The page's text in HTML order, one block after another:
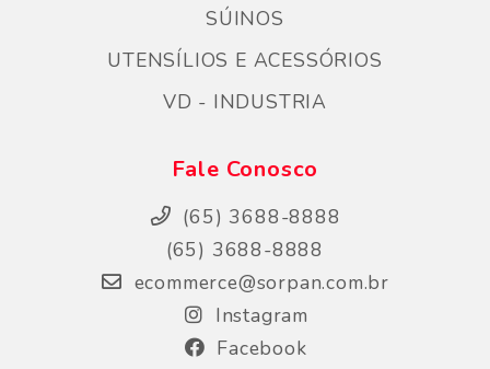
SÚINOS
UTENSÍLIOS E ACESSÓRIOS
VD - INDUSTRIA
Fale Conosco
(65) 3688-8888
(65) 3688-8888
ecommerce@sorpan.com.br
Instagram
Facebook